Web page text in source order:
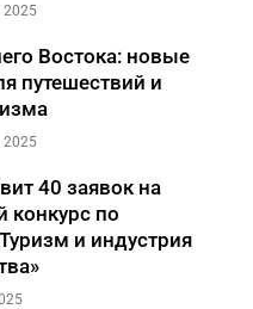
2025
Востока: новые
путешествий и
2025
40 заявок на
конкурс по
и индустрия